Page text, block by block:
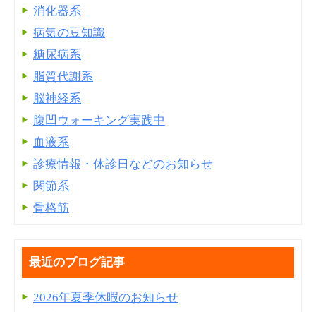
消化器系
病気の豆知識
糖尿病系
脂質代謝系
脳神経系
腹凹ウォーキング実践中
血液系
診療情報・休診日などのお知らせ
関節系
骨格筋
最近のブログ記事
2026年夏季休暇のお知らせ